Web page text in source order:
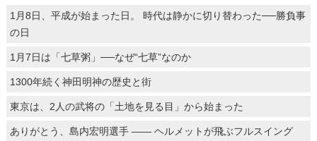
1月8日、平成が始まった日。 時代は静かに切り替わった──勝負事
の日
1月7日は「七草粥」──なぜ“七草”なのか
1300年続く神田明神の歴史と街
東京は、2人の武将の「土地を見る目」から始まった
ありがとう、島内宏明選手 ―― ヘルメットが飛ぶフルスイング